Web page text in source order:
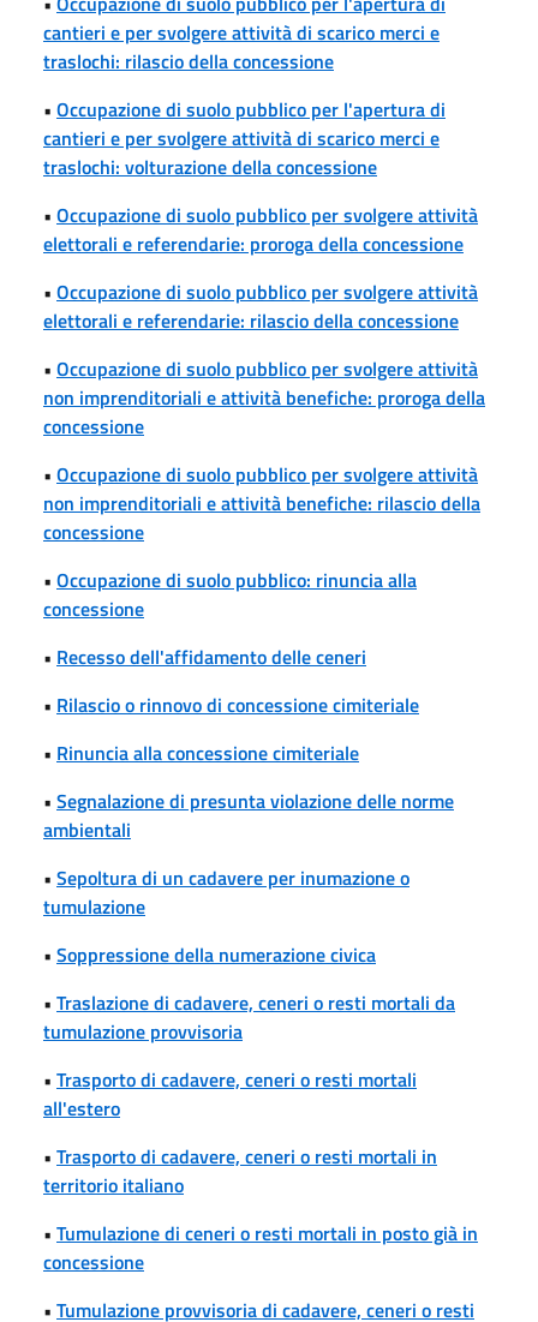
cantieri e per svolgere attività di scarico merci e
traslochi: rilascio della concessione
• Occupazione di suolo pubblico per l'apertura di
cantieri e per svolgere attività di scarico merci e
traslochi: volturazione della concessione
• Occupazione di suolo pubblico per svolgere attività
elettorali e referendarie: proroga della concessione
• Occupazione di suolo pubblico per svolgere attività
elettorali e referendarie: rilascio della concessione
• Occupazione di suolo pubblico per svolgere attività
non imprenditoriali e attività benefiche: proroga della
concessione
• Occupazione di suolo pubblico per svolgere attività
non imprenditoriali e attività benefiche: rilascio della
concessione
• Occupazione di suolo pubblico: rinuncia alla
concessione
• Recesso dell'affidamento delle ceneri
• Rilascio o rinnovo di concessione cimiteriale
• Rinuncia alla concessione cimiteriale
• Segnalazione di presunta violazione delle norme
ambientali
• Sepoltura di un cadavere per inumazione o
tumulazione
• Soppressione della numerazione civica
• Traslazione di cadavere, ceneri o resti mortali da
tumulazione provvisoria
• Trasporto di cadavere, ceneri o resti mortali
all'estero
• Trasporto di cadavere, ceneri o resti mortali in
territorio italiano
• Tumulazione di ceneri o resti mortali in posto già in
concessione
• Tumulazione provvisoria di cadavere, ceneri o resti